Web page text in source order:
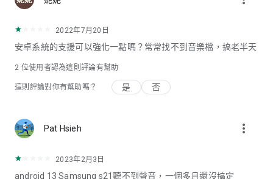
2022年7月20日
安卓系統的支援可以強化一點嗎？常常找不到音樂檔，搞老半天
2 位使用者認為這則評論有幫助
這則評論對你有幫助嗎？ 是 否
Pat Hsieh more_vert
2023年2月3日
android 13 Samsung s21聽不到聲音，一個多月還沒搞定